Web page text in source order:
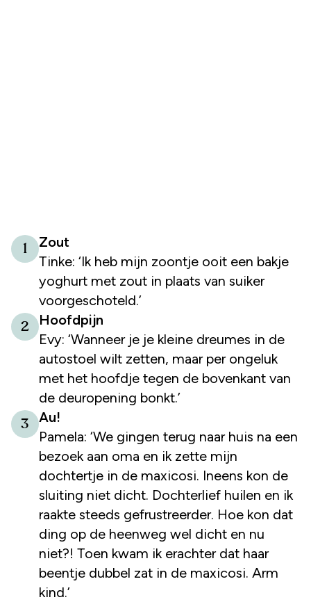
1
Zout
Tinke: ‘Ik heb mijn zoontje ooit een bakje
yoghurt met zout in plaats van suiker
voorgeschoteld.’
2
Hoofdpijn
Evy: ‘Wanneer je je kleine dreumes in de
autostoel wilt zetten, maar per ongeluk
met het hoofdje tegen de bovenkant van
de deuropening bonkt.’
3
Au!
Pamela: ‘We gingen terug naar huis na een
bezoek aan oma en ik zette mijn
dochtertje in de maxicosi. Ineens kon de
sluiting niet dicht. Dochterlief huilen en ik
raakte steeds gefrustreerder. Hoe kon dat
ding op de heenweg wel dicht en nu
niet?! Toen kwam ik erachter dat haar
beentje dubbel zat in de maxicosi. Arm
kind.’